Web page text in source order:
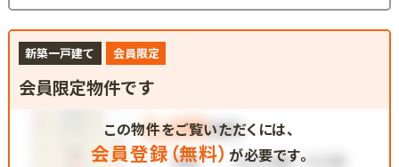
新築一戸建て 会員限定
会員限定物件です
この物件をご覧いただくには、
会員登録（無料） が必要です。